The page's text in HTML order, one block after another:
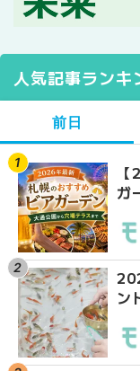
人気記事ランキ
前日
ガ
ン